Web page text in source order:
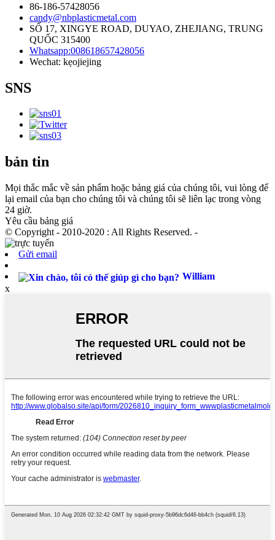
86-186-57428056
candy@nbplasticmetal.com
SỐ 17, XINGYE ROAD, DUYAO, ZHEJIANG, TRUNG
QUỐC 315400
Whatsapp:008618657428056
Wechat: kẹojiejing
SNS
bản tin
Mọi thắc mắc về sản phẩm hoặc bảng giá của chúng tôi, vui lòng để
lại email của bạn cho chúng tôi và chúng tôi sẽ liên lạc trong vòng
24 giờ.
Yêu cầu bảng giá
© Copyright - 2010-2020 : All Rights Reserved. -
Gửi email
William
x